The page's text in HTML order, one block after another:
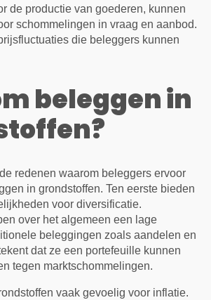
de productie van goederen, kunnen
schommelingen in vraag en aanbod.
die beleggers kunnen
beleggen in
redenen waarom beleggers ervoor
in grondstoffen. Ten eerste bieden
voor diversificatie.
over het algemeen een lage
beleggingen zoals aandelen en
dat ze een portefeuille kunnen
tegen marktschommelingen.
vaak gevoelig voor inflatie.